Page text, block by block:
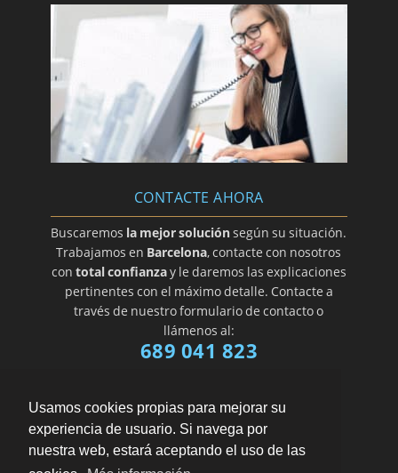
Usamos cookies propias para mejorar su
experiencia de usuario. Si navega por
nuestra web, estará aceptando el uso de las
CONTACTE AHORA
Buscaremos la mejor soluciónsegún su situación.
Trabajamos en Barcelona, contacte con nosotros
con total confianzay le daremos las explicaciones
pertinentes con el máximo detalle. Contacte a
través de nuestro formulario de contacto o
llámenos al:
689 041 823